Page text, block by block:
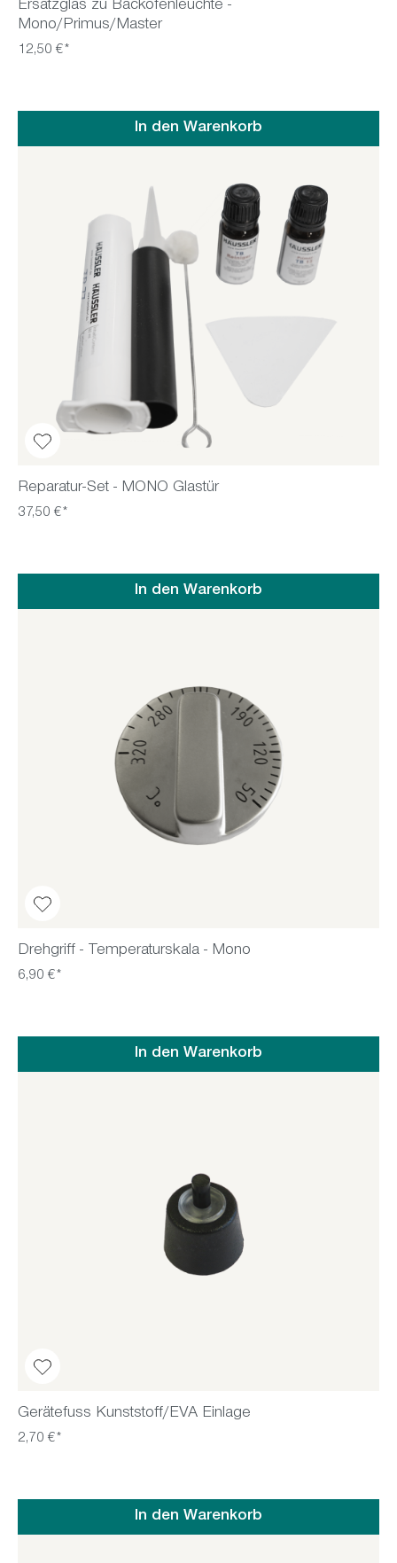
Ersatzglas zu Backofenleuchte -
Mono/Primus/Master
12,50 €*
In den Warenkorb
Reparatur-Set - MONO Glastür
37,50 €*
In den Warenkorb
Drehgriff - Temperaturskala - Mono
6,90 €*
In den Warenkorb
Gerätefuss Kunststoff/EVA Einlage
2,70 €*
In den Warenkorb